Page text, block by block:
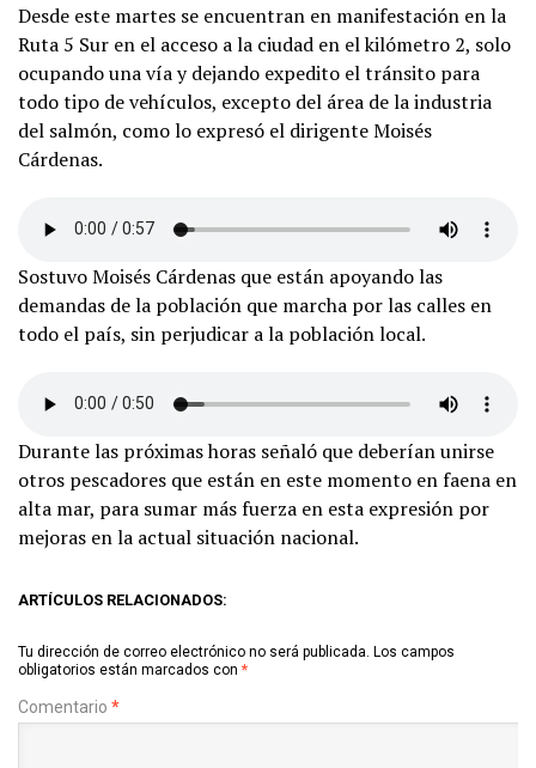
Desde este martes se encuentran en manifestación en la
Ruta 5 Sur en el acceso a la ciudad en el kilómetro 2, solo
ocupando una vía y dejando expedito el tránsito para
todo tipo de vehículos, excepto del área de la industria
del salmón, como lo expresó el dirigente Moisés
Cárdenas.
Sostuvo Moisés Cárdenas que están apoyando las
demandas de la población que marcha por las calles en
todo el país, sin perjudicar a la población local.
Durante las próximas horas señaló que deberían unirse
otros pescadores que están en este momento en faena en
alta mar, para sumar más fuerza en esta expresión por
mejoras en la actual situación nacional.
ARTÍCULOS RELACIONADOS:
Tu dirección de correo electrónico no será publicada. Los campos
obligatorios están marcados con *
Comentario *